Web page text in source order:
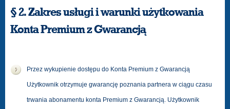
§ 2. Zakres usługi i warunki użytkowania
Konta Premium z Gwarancją
Przez wykupienie dostępu do Konta Premium z Gwarancją
Użytkownik otrzymuje gwarancję poznania partnera w ciągu czasu
trwania abonamentu konta Premium z Gwarancją. Użytkownik